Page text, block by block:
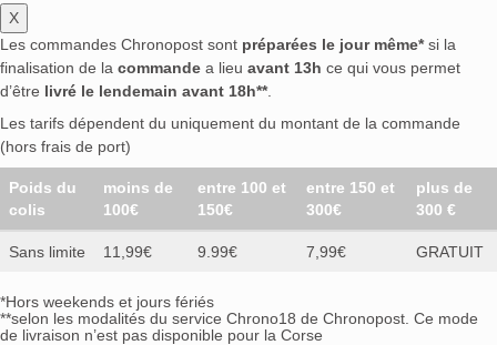
X
Les commandes Chronopost sont préparées le jour même*si la
finalisation de la commande a lieu avant 13h ce qui vous permet
d’être livré le lendemain avant 18h**.
Les tarifs dépendent du uniquement du montant de la commande
(hors frais de port)
Poids du
colis
moins de
100€
entre 100 et
150€
entre 150 et
300€
plus de
300 €
Sans limite 11,99€ 9.99€ 7,99€ GRATUIT
*Hors weekends et jours fériés
**selon les modalités du service Chrono18 de Chronopost. Ce mode
de livraison n’est pas disponible pour la Corse